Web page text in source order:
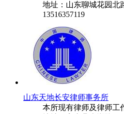
地址：山东聊城花园北
13516357119
山东天地长安律师事务所
本所现有律师及律师工